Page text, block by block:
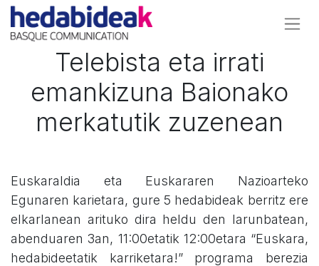
Telebista eta irrati
emankizuna Baionako
merkatutik zuzenean
Euskaraldia eta Euskararen Nazioarteko
Egunaren karietara, gure 5 hedabideak berritz ere
elkarlanean arituko dira heldu den larunbatean,
abenduaren 3an, 11:00etatik 12:00etara “Euskara,
hedabideetatik karriketara!” programa berezia